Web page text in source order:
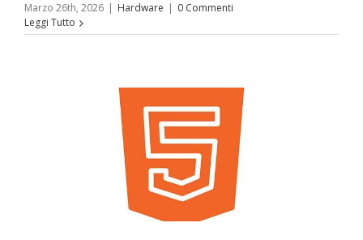
Marzo 26th, 2026 | Hardware | 0 Commenti
Leggi Tutto